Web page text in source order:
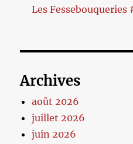
Les Fessebouqueries
Archives
août 2026
juillet 2026
juin 2026